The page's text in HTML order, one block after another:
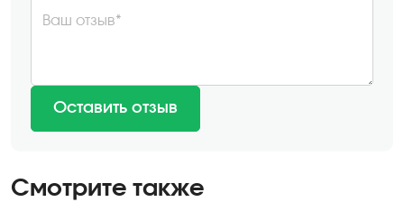
Ваш отзыв*
Оставить отзыв
Смотрите также